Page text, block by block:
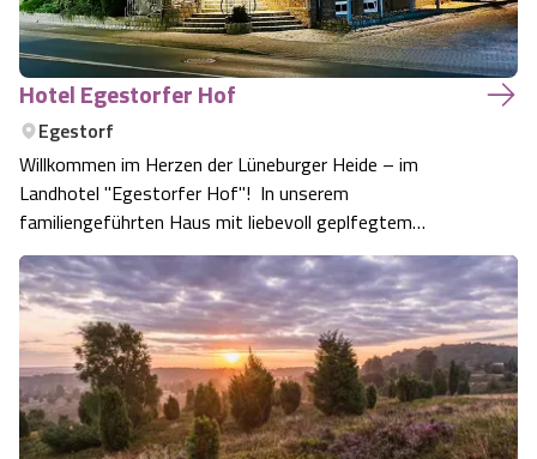
Hotel Egestorfer Hof
Egestorf
Willkommen im Herzen der Lüneburger Heide – im
Landhotel "Egestorfer Hof"! In unserem
familiengeführten Haus mit liebevoll geplfegtem
Gemäuer, das bis ins Jahr 1846 zurückreicht, wird
Geschichte lebendig und Gastfreundschaft gelebt, die
von Herzen kommt.